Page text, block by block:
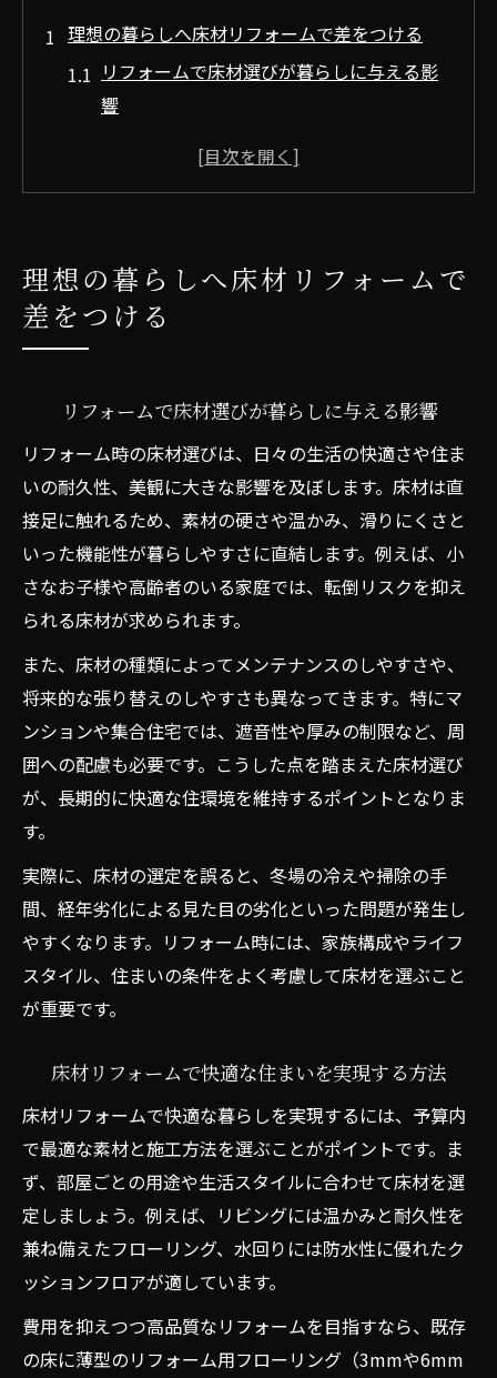
理想の暮らしへ床材リフォームで差をつける
リフォームで床材選びが暮らしに与える影
響
床材リフォームで快適な住まいを実現する
指す
リフォーム時に知っておきたい床材の選定
コツ
床材リフォームで実感する快適生活の始め
方
快適な暮らしを叶えるリフォーム床材の特
徴
ト
床材リフォームで失敗しないためのポイン
ト
コスト意識派が実践する床材リフォームの極意
コスト重視の床材リフォーム成功例を紹介
リフォーム床材おすすめと節約のコツ
価格と品質のバランスを考えた床材リフォ
ーム術
コスト意識が高い人に最適な床材リフォー
薄型床材で叶うマンションリフォームのコツ
マンションリフォームに最適な薄型床材の
選び方
リフォーム用フローリング3mm・6mmの
活用術
マンション規約に適合する床材リフォーム
方法
薄型床材リフォームで快適空間を作るポイ
ント
理想の暮らしへ床材リフォームで
差をつける
リフォームで床材選びが暮らしに与える影響
リフォーム時の床材選びは、日々の生活の快適さや住ま
いの耐久性、美観に大きな影響を及ぼします。床材は直
接足に触れるため、素材の硬さや温かみ、滑りにくさと
いった機能性が暮らしやすさに直結します。例えば、小
さなお子様や高齢者のいる家庭では、転倒リスクを抑え
られる床材が求められます。
また、床材の種類によってメンテナンスのしやすさや、
将来的な張り替えのしやすさも異なってきます。特にマ
ンションや集合住宅では、遮音性や厚みの制限など、周
囲への配慮も必要です。こうした点を踏まえた床材選び
が、長期的に快適な住環境を維持するポイントとなりま
す。
実際に、床材の選定を誤ると、冬場の冷えや掃除の手
間、経年劣化による見た目の劣化といった問題が発生し
やすくなります。リフォーム時には、家族構成やライフ
スタイル、住まいの条件をよく考慮して床材を選ぶこと
が重要です。
床材リフォームで快適な住まいを実現する方法
床材リフォームで快適な暮らしを実現するには、予算内
で最適な素材と施工方法を選ぶことがポイントです。ま
ず、部屋ごとの用途や生活スタイルに合わせて床材を選
定しましょう。例えば、リビングには温かみと耐久性を
兼ね備えたフローリング、水回りには防水性に優れたク
ッションフロアが適しています。
費用を抑えつつ高品質なリフォームを目指すなら、既存
の床に薄型のリフォーム用フローリング（3mmや6mm